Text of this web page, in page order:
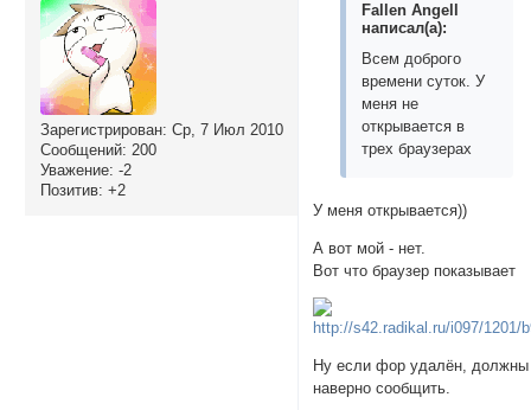
Зарегистрирован: Ср, 7 Июл 2010
Сообщений: 200
Уважение: -2
Позитив: +2
Fallen Angell
написал(а):
Всем доброго
времени суток. У
меня не
открывается в
трех браузерах
У меня открывается))
А вот мой - нет.
Вот что браузер показывает
Ну если фор удалён, должны
наверно сообщить.